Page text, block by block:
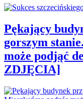
Pękający
gorszym
może podjąć
ZDJĘCIA]